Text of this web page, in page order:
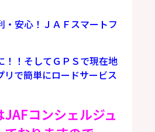
・安心！ＪＡＦスマートフ
！！そしてＧＰＳで現在地
リで簡単にロードサービス
JAFコンシェルジュ